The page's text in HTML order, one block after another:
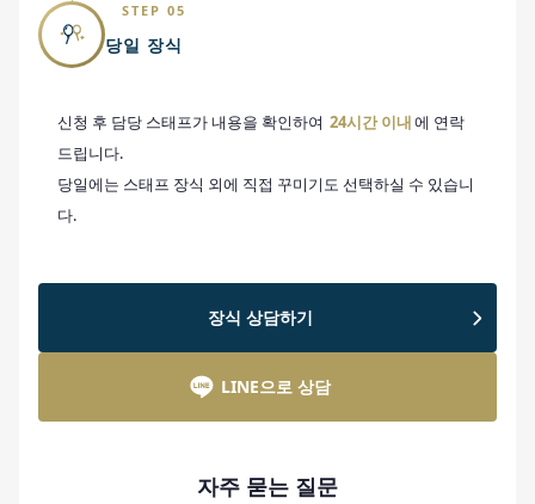
STEP 05
당일 장식
신청 후 담당 스태프가 내용을 확인하여 24시간 이내에 연락
드립니다.
당일에는 스태프 장식 외에 직접 꾸미기도 선택하실 수 있습니
다.
장식 상담하기
LINE으로 상담
자주 묻는 질문